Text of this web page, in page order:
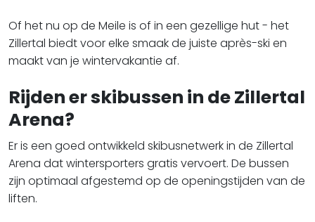
Of het nu op de Meile is of in een gezellige hut - het
Zillertal biedt voor elke smaak de juiste après-ski en
maakt van je wintervakantie af.
Rijden er skibussen in de Zillertal
Arena?
Er is een goed ontwikkeld skibusnetwerk in de Zillertal
Arena dat wintersporters gratis vervoert. De bussen
zijn optimaal afgestemd op de openingstijden van de
liften.